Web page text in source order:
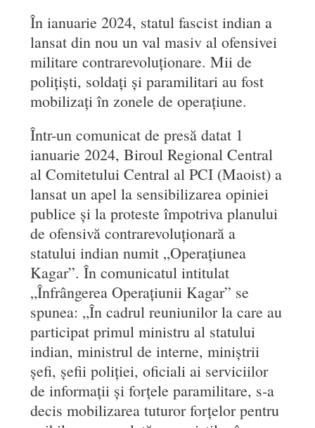
În ianuarie 2024, statul fascist indian a
lansat din nou un val masiv al ofensivei
militare contrarevoluționare. Mii de
polițiști, soldați și paramilitari au fost
mobilizați în zonele de operațiune.
Într-un comunicat de presă datat 1
ianuarie 2024, Biroul Regional Central
al Comitetului Central al PCI (Maoist) a
lansat un apel la sensibilizarea opiniei
publice și la proteste împotriva planului
de ofensivă contrarevoluționară a
statului indian numit „Operațiunea
Kagar”. În comunicatul intitulat
„Înfrângerea Operațiunii Kagar” se
spunea: „În cadrul reuniunilor la care au
participat primul ministru al statului
indian, ministrul de interne, miniștrii
șefi, șefii poliției, oficiali ai serviciilor
de informații și forțele paramilitare, s-a
decis mobilizarea tuturor forțelor pentru